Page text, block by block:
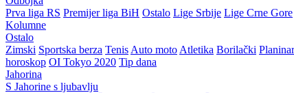
Prva liga RS Premijer liga BiH Ostalo Lige Srbije Lige Crne Gore
Kolumne
Ostalo
Zimski Sportska berza Tenis Auto moto Atletika Borilački
horoskop OI Tokyo 2020 Tip dana
Jahorina
S Jahorine s ljubavlju